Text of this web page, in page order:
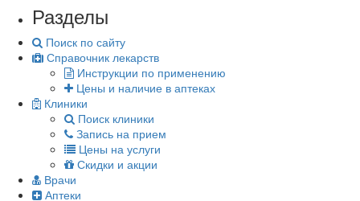
Разделы
Поиск по сайту
Справочник лекарств
Инструкции по применению
Цены и наличие в аптеках
Клиники
Поиск клиники
Запись на прием
Цены на услуги
Скидки и акции
Врачи
Аптеки